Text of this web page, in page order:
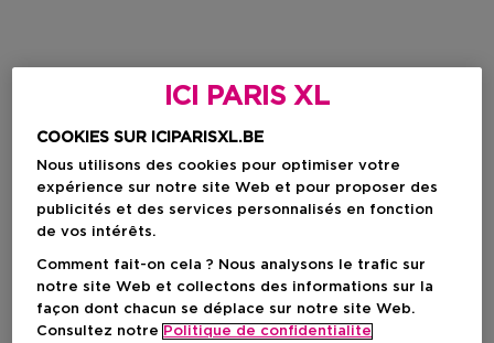
ICI PARIS XL
COOKIES SUR ICIPARISXL.BE
Nous utilisons des cookies pour optimiser votre
expérience sur notre site Web et pour proposer des
publicités et des services personnalisés en fonction
de vos intérêts.
Comment fait-on cela ? Nous analysons le trafic sur
notre site Web et collectons des informations sur la
façon dont chacun se déplace sur notre site Web.
Consultez notre Politique de confidentialite